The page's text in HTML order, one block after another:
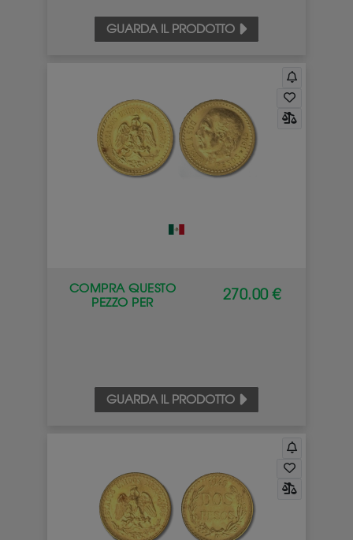
GUARDA IL PRODOTTO
COMPRA QUESTO
PEZZO PER
270.00 €
GUARDA IL PRODOTTO